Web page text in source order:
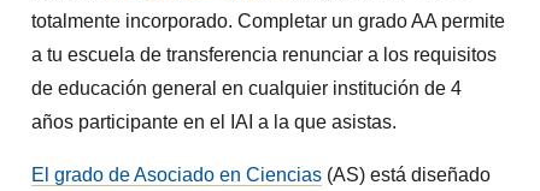
totalmente incorporado. Completar un grado AA permite
a tu escuela de transferencia renunciar a los requisitos
de educación general en cualquier institución de 4
años participante en el IAI a la que asistas.
El grado de Asociado en Ciencias (AS) está diseñado